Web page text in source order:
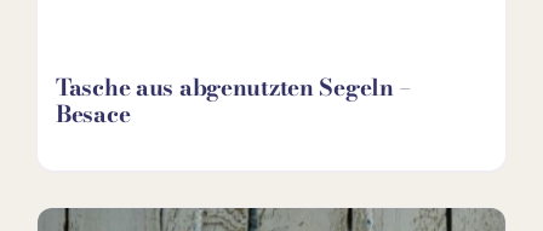
Tasche aus abgenutzten Segeln –
Besace